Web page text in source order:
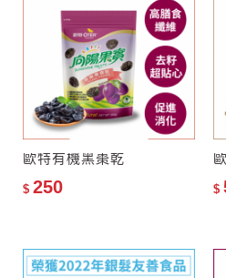
嚴選未榨油黑芝麻原粒，
保留完整油脂營養
多穀物配方，口感香醇濃
★無添加糊精、食用膠，呈
歐特有機黑棗乾
$ 250 $